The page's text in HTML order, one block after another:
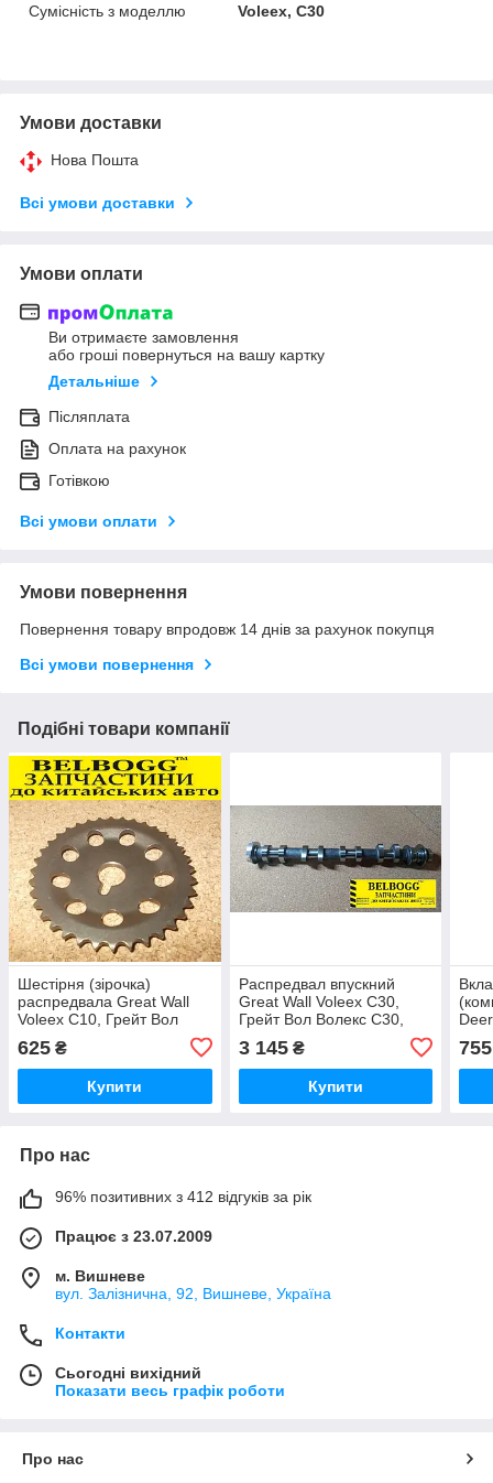
Сумісність з моделлю
Voleex, C30
Умови доставки
Нова Пошта
Всі умови доставки
Умови оплати
Ви отримаєте замовлення
або гроші повернуться на вашу картку
Детальніше
Післяплата
Оплата на рахунок
Готівкою
Всі умови оплати
Умови повернення
Повернення товару впродовж 14 днів за рахунок покупця
Всі умови повернення
Подібні товари компанії
Шестірня (зірочка)
распредвала Great Wall
Voleex C10, Грейт Вол
625 ₴
Купити
Распредвал впускний
Great Wall Voleex C30,
Грейт Вол Волекс С30,
3 145₴
Купити
755
Про нас
96% позитивних з 412 відгуків за рік
Працює з 23.07.2009
м. Вишневе
вул. Залізнична, 92, Вишневе, Україна
Контакти
Сьогодні вихідний
Показати весь графік роботи
Про нас